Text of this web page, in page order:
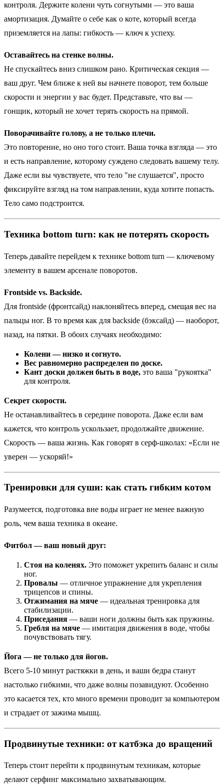
контроля. Держите колени чуть согнутыми — это ваша
амортизация. Думайте о себе как о коте, который всегда
приземляется на лапы: гибкость — ключ к успеху.
Оставайтесь на стенке волны.
Не спускайтесь вниз слишком рано. Критическая секция —
ваш друг. Чем ближе к ней вы начнете поворот, тем больше
скорости и энергии у вас будет. Представьте, что вы —
гонщик, который не хочет терять скорость на прямой.
Поворачивайте голову, а не только плечи.
Это повторение, но оно того стоит. Ваша точка взгляда — это
и есть направление, которому суждено следовать вашему телу.
Даже если вы чувствуете, что тело "не слушается", просто
фиксируйте взгляд на том направлении, куда хотите попасть.
Тело само подстроится.
Техника bottom turn: как не потерять скорость
Теперь давайте перейдем к технике bottom turn — ключевому
элементу в вашем арсенале поворотов.
Frontside vs. Backside.
Для frontside (фронтсайд) наклоняйтесь вперед, смещая вес на
пальцы ног. В то время как для backside (бэксайд) — наоборот,
назад, на пятки. В обоих случаях необходимо:
Колени — низко и согнуто.
Вес равномерно распределен по доске.
Кант доски должен быть в воде, это ваша "рукоятка"
для контроля.
Секрет скорости.
Не останавливайтесь в середине поворота. Даже если вам
кажется, что контроль ускользает, продолжайте движение.
Скорость — ваша жизнь. Как говорят в серф-школах: «Если не
уверен — ускоряй!»
Тренировки для суши: как стать гибким котом
Разумеется, подготовка вне воды играет не менее важную
роль, чем ваша техника в океане.
Фитбол — ваш новый друг:
Стоя на коленях. Это поможет укрепить баланс и силы
ног.
Провалы — отличное упражнение для укрепления
трицепсов и спины.
Отжимания на мяче — идеальная тренировка для
стабилизации.
Приседания — ваши ноги должны быть как пружины.
Гребля на мяче — имитация движения в воде, чтобы
почувствовать тягу.
Йога — не только для йогов.
Всего 5-10 минут растяжки в день, и ваши бедра станут
настолько гибкими, что даже волны позавидуют. Особенно
это касается тех, кто много времени проводит за компьютером
и страдает от зажима мышц.
Продвинутые техники: от катбэка до вращений
Теперь стоит перейти к продвинутым техникам, которые
делают серфинг максимально захватывающим.